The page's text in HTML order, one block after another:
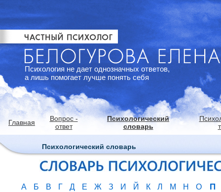
Психология не дает однозначных ответов,
а лишь помогает лучше понять себя
Главная
Вопрос -
ответ
Психологический
словарь
Психологический словарь
А Б В Г Д Е Ж З И Й К Л М Н О П